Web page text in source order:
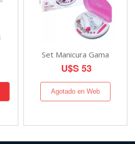
Set Manicura Gama
U$S 53
Agotado en Web